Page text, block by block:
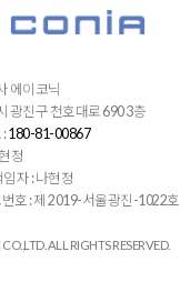
에이코닉
광진구 천호대로 690 3층
:180-81-00867
정
자 : 나현정
호 : 제 2019-서울광진-1022호
ALL RIGHTS RESERVED.